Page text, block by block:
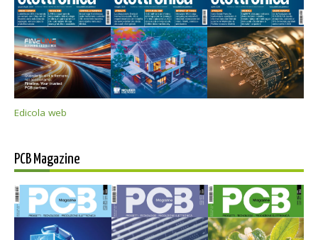
Edicola web
PCB Magazine